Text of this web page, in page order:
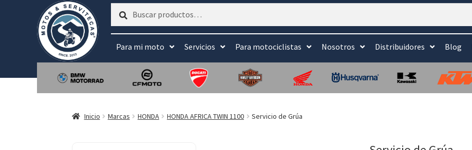
Buscar
Buscar
Para mi moto Servicios Para motociclistas Nosotros Distribuidores Blog
Inicio Marcas HONDA HONDA AFRICA TWIN 1100 Servicio de Grúa